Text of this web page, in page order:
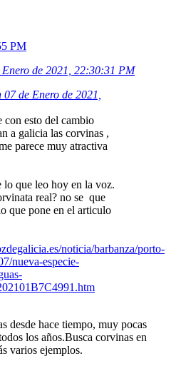
PM
de 2021, 22:30:31 PM
de Enero de 2021,
con esto del cambio
a galicia las corvinas ,
parece muy atractiva
lo que leo hoy en la voz.
real? no se que
que pone en el articulo
noticia/barbanza/porto-
nueva-especie-
desde hace tiempo, muy pocas
los años.Busca corvinas en
varios ejemplos.